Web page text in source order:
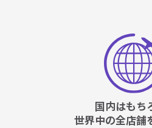
国内はもち
世界中の全店舗